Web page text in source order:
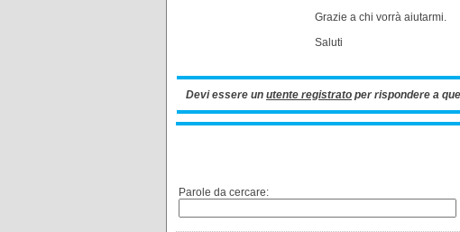
Grazie a chi vorrà aiutarmi.
Saluti
Devi essere un utente registrato per rispondere a
Parole da cercare: